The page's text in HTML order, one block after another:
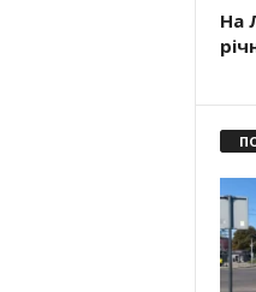
На